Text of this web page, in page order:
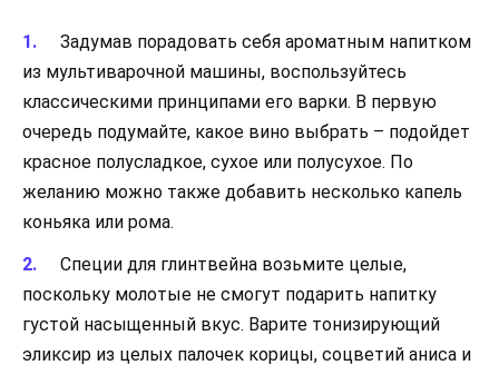
Задумав порадовать себя ароматным напитком
из мультиварочной машины, воспользуйтесь
классическими принципами его варки. В первую
очередь подумайте, какое вино выбрать – подойдет
красное полусладкое, сухое или полусухое. По
желанию можно также добавить несколько капель
коньяка или рома.
Специи для глинтвейна возьмите целые,
поскольку молотые не смогут подарить напитку
густой насыщенный вкус. Варите тонизирующий
эликсир из целых палочек корицы, соцветий аниса и